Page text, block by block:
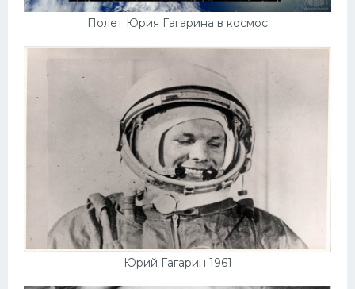
Полет Юрия Гагарина в космос
Юрий Гагарин 1961